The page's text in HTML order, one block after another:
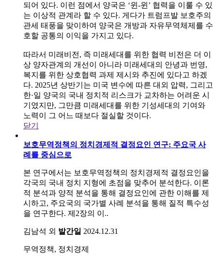
되어 있다. 이런 점에서 양국은 ‘윈-윈’ 협력을 이룰 수 있
는 이상적 관계라 할 수 있다. 게다가 트럼프발 보호주의
관세 태풍을 맞이하여 양국은 개방과 자유무역체제를 수
호할 공통의 이익을 가지고 있다.
따라서 미래비전, 즉 미래세대를 위한 협력 비전은 더 이
상 양자관계의 개선이 아니라 미래세대의 안녕과 번영,
복지를 위한 상호협력 과제 제시와 추진에 있다고 하겠
다. 2025년 상반기는 미국 변수에 따른 대외 압력, 그리고
한·일 양국의 국내 정치적 리스크가 교차하는 어려운 시
기였지만, 그만큼 미래세대를 위한 기성세대의 기여와
노력이 그 어느 때보다 절실할 것이다.
닫기
보호무역정책의 정치경제적 결정요인 연구: 주요국 사
례를 중심으로
본 연구에서는 보호무역정책의 정치경제적 결정요인을
각국의 국내 정치 지형에 초점을 맞추어 분석한다. 이론
적 분석과 양적 분석을 통해 결정요인에 관한 이해를 제
시하고, 주요국의 국가별 사례 분석을 통해 질적 특수성
을 연구한다. 제2장의 이..
김남석 외 발간일 2024.12.31
무역정책, 정치경제